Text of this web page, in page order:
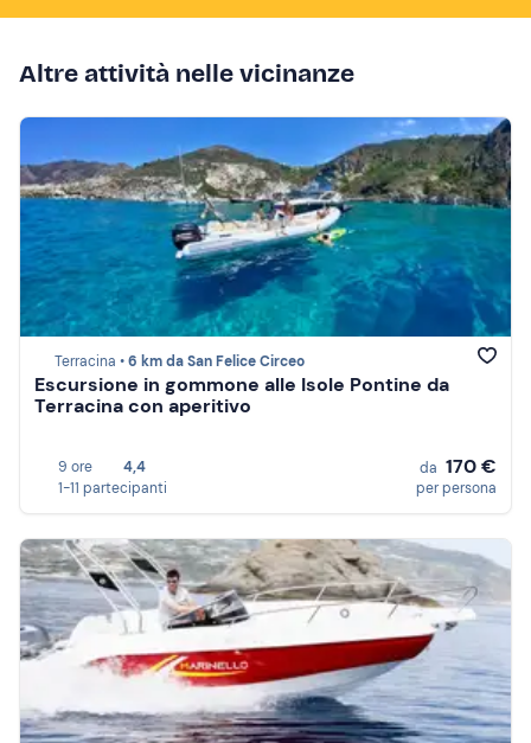
Altre attività nelle vicinanze
Terracina •6 km da San Felice Circeo
Escursione in gommone alle Isole Pontine da
Terracina con aperitivo
9 ore
4,4
1-11 partecipanti
da 170 €
per persona